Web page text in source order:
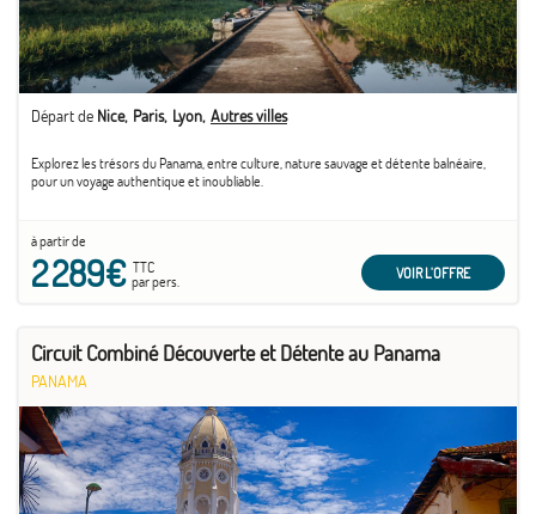
Départ de Nice Paris Lyon Autres villes
Explorez les trésors du Panama, entre culture, nature sauvage et détente balnéaire,
pour un voyage authentique et inoubliable.
à partir de
2 289€TTC
par pers.
VOIR L'OFFRE
Circuit Combiné Découverte et Détente au Panama
PANAMA